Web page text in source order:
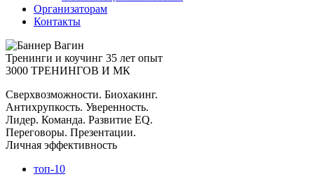
Организаторам
Контакты
Тренинги и коучинг 35 лет опыт
3000 ТРЕНИНГОВ И МК
Сверхвозможности. Биохакинг.
Антихрупкость. Уверенность.
Лидер. Команда. Развитие EQ.
Переговоры. Презентации.
Личная эффективность
топ-10